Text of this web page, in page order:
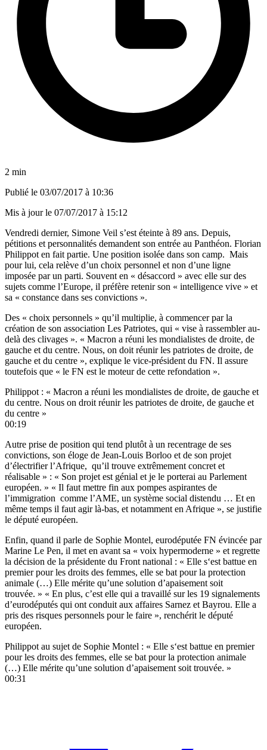
2 min
Publié le 03/07/2017 à 10:36
Mis à jour le 07/07/2017 à 15:12
Vendredi dernier, Simone Veil s’est éteinte à 89 ans. Depuis,
pétitions et personnalités demandent son entrée au Panthéon. Florian
Philippot en fait partie. Une position isolée dans son camp. Mais
pour lui, cela relève d’un choix personnel et non d’une ligne
imposée par un parti. Souvent en « désaccord » avec elle sur des
sujets comme l’Europe, il préfère retenir son « intelligence vive » et
sa « constance dans ses convictions ».
Des « choix personnels » qu’il multiplie, à commencer par la
création de son association Les Patriotes, qui « vise à rassembler au-
delà des clivages ». « Macron a réuni les mondialistes de droite, de
gauche et du centre. Nous, on doit réunir les patriotes de droite, de
gauche et du centre », explique le vice-président du FN. Il assure
toutefois que « le FN est le moteur de cette refondation ».
Philippot : « Macron a réuni les mondialistes de droite, de gauche et
du centre. Nous on droit réunir les patriotes de droite, de gauche et
du centre »
00:19
Autre prise de position qui tend plutôt à un recentrage de ses
convictions, son éloge de Jean-Louis Borloo et de son projet
d’électrifier l’Afrique, qu’il trouve extrêmement concret et
réalisable » : « Son projet est génial et je le porterai au Parlement
européen. » « Il faut mettre fin aux pompes aspirantes de
l’immigration comme l’AME, un système social distendu … Et en
même temps il faut agir là-bas, et notamment en Afrique », se justifie
le député européen.
Enfin, quand il parle de Sophie Montel, eurodéputée FN évincée par
Marine Le Pen, il met en avant sa « voix hypermoderne » et regrette
la décision de la présidente du Front national : « Elle s‘est battue en
premier pour les droits des femmes, elle se bat pour la protection
animale (…) Elle mérite qu’une solution d’apaisement soit
trouvée. » « En plus, c’est elle qui a travaillé sur les 19 signalements
d’eurodéputés qui ont conduit aux affaires Sarnez et Bayrou. Elle a
pris des risques personnels pour le faire », renchérit le député
européen.
Philippot au sujet de Sophie Montel : « Elle s‘est battue en premier
pour les droits des femmes, elle se bat pour la protection animale
(…) Elle mérite qu’une solution d’apaisement soit trouvée. »
00:31